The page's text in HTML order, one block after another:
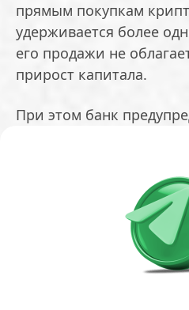
прямым покупкам
удерживается более
его продажи не
прирост капитала.
При этом банк
указаны высокая
внутренней стоимости
возможность полной
случае банкротства